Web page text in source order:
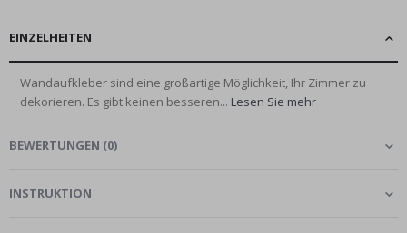
EINZELHEITEN
Wandaufkleber sind eine großartige Möglichkeit, Ihr Zimmer zu
dekorieren. Es gibt keinen besseren... Lesen Sie mehr
BEWERTUNGEN (0)
INSTRUKTION